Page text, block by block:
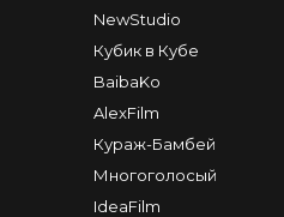
NewStudio
Кубик в Кубе
BaibaKo
AlexFilm
Кураж-Бамбей
Многоголосый
IdeaFilm